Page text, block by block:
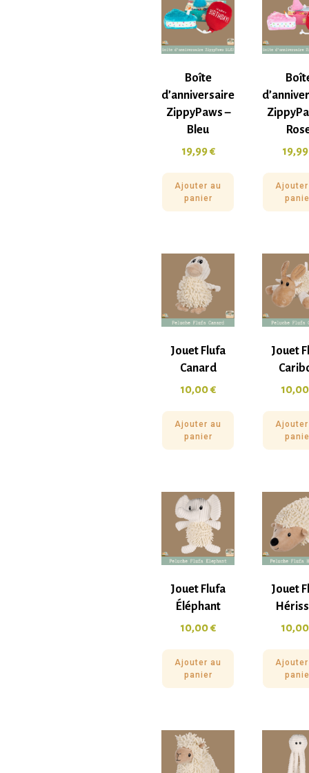
Boîte
d’anniversaire
ZippyPaws –
Bleu
19,99€
Ajouter au
panier
Jouet Flufa
Canard
10,00€
Ajouter au
panier
Jouet
Jouet Flufa
Éléphant
10,00€
Ajouter au
panier
Jouet